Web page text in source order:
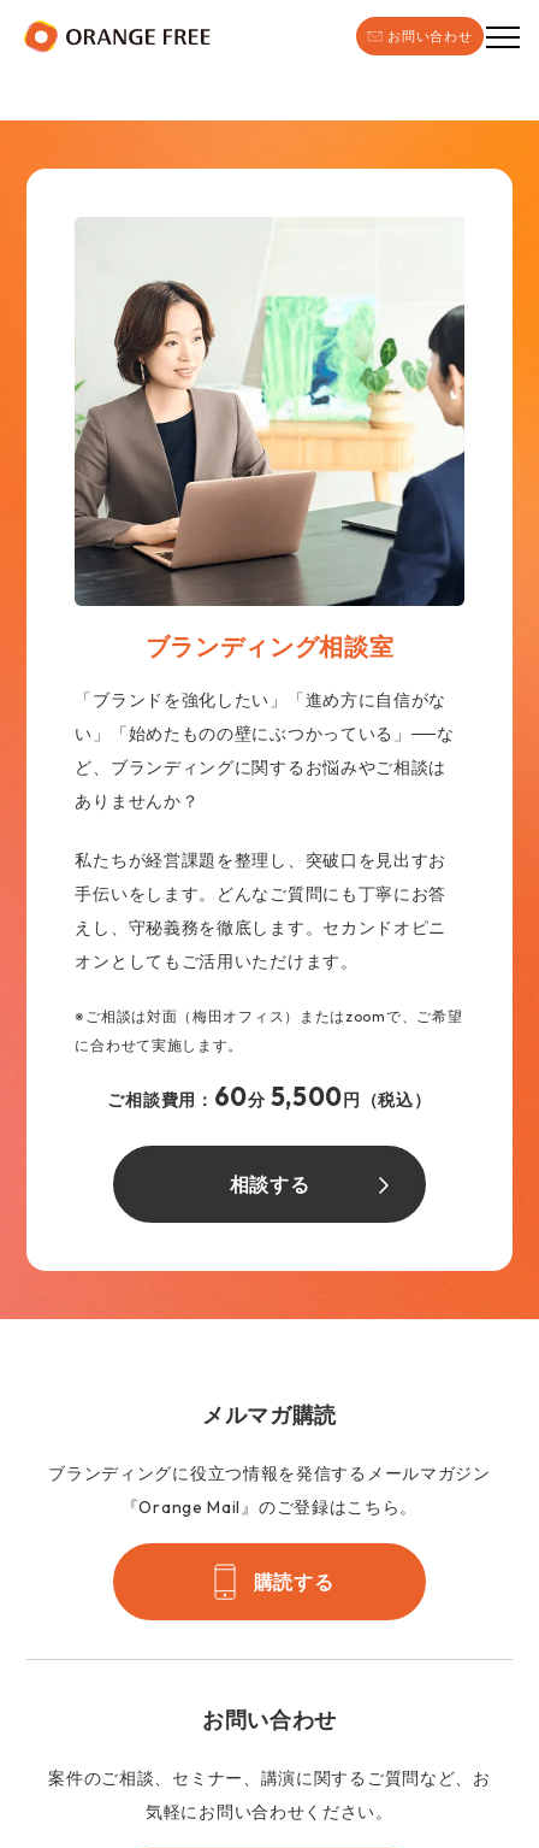
お問い合わせ
ブランディング相談室
「ブランドを強化したい」「進め方に自信がな
い」「始めたものの壁にぶつかっている」──な
ど、ブランディングに関するお悩みやご相談は
ありませんか？
私たちが経営課題を整理し、突破口を見出すお
手伝いをします。どんなご質問にも丁寧にお答
えし、守秘義務を徹底します。セカンドオピニ
オンとしてもご活用いただけます。
※ご相談は対面（梅田オフィス）またはzoomで、ご希望
に合わせて実施します。
ご相談費用： 60分 5,500円（税込）
相談する
メルマガ購読
ブランディングに役立つ情報を発信するメールマガジン
『Orange Mail』のご登録はこちら。
購読する
お問い合わせ
案件のご相談、セミナー、講演に関するご質問など、お
気軽にお問い合わせください。